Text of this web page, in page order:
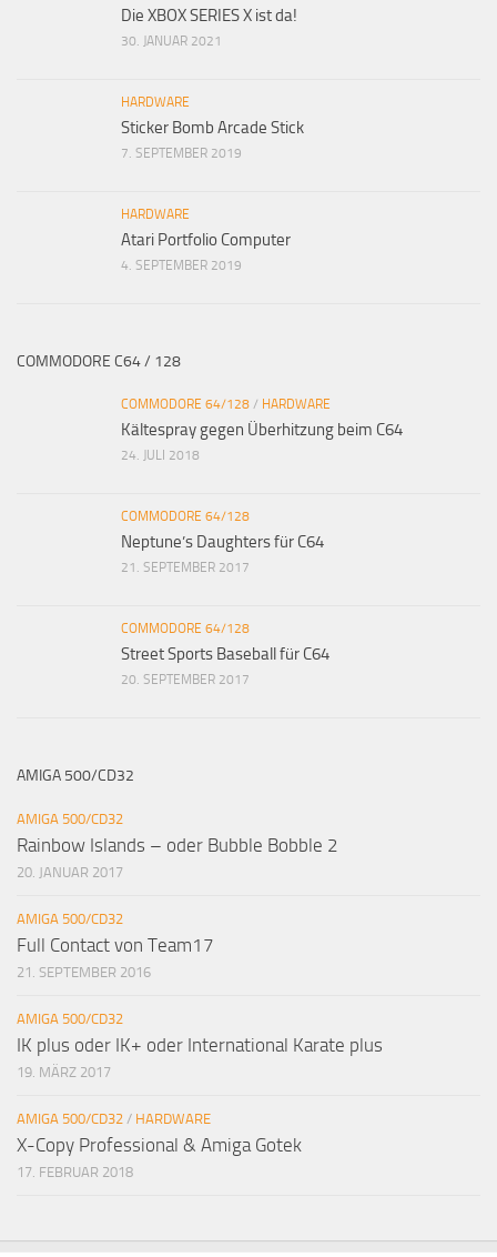
Die XBOX SERIES X ist da!
30. JANUAR 2021
HARDWARE
Sticker Bomb Arcade Stick
7. SEPTEMBER 2019
HARDWARE
Atari Portfolio Computer
4. SEPTEMBER 2019
COMMODORE C64 / 128
COMMODORE 64/128 / HARDWARE
Kältespray gegen Überhitzung beim C64
24. JULI 2018
COMMODORE 64/128
Neptune’s Daughters für C64
21. SEPTEMBER 2017
COMMODORE 64/128
Street Sports Baseball für C64
20. SEPTEMBER 2017
AMIGA 500/CD32
AMIGA 500/CD32
Rainbow Islands – oder Bubble Bobble 2
20. JANUAR 2017
AMIGA 500/CD32
Full Contact von Team17
21. SEPTEMBER 2016
AMIGA 500/CD32
IK plus oder IK+ oder International Karate plus
19. MÄRZ 2017
AMIGA 500/CD32 / HARDWARE
X-Copy Professional & Amiga Gotek
17. FEBRUAR 2018